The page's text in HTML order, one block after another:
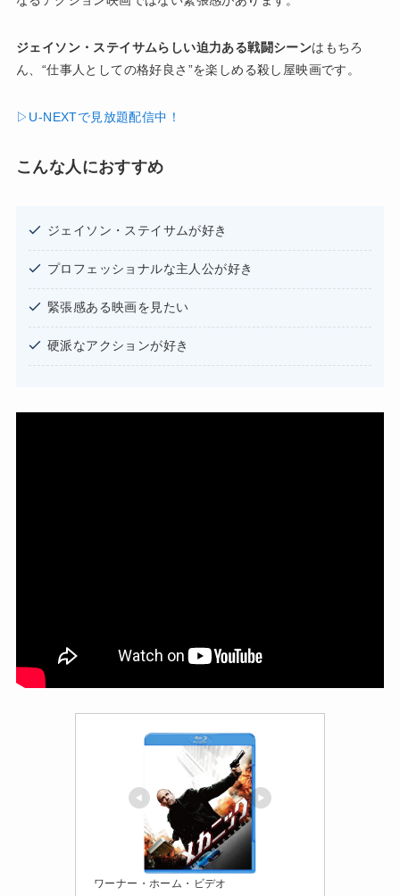
ジェイソン・ステイサムらしい迫力ある戦闘シーンはもちろ
ん、“仕事人としての格好良さ”を楽しめる殺し屋映画です。
▷U-NEXTで見放題配信中！
こんな人におすすめ
ジェイソン・ステイサムが好き
プロフェッショナルな主人公が好き
緊張感ある映画を見たい
硬派なアクションが好き
ワーナー・ホーム・ビデオ